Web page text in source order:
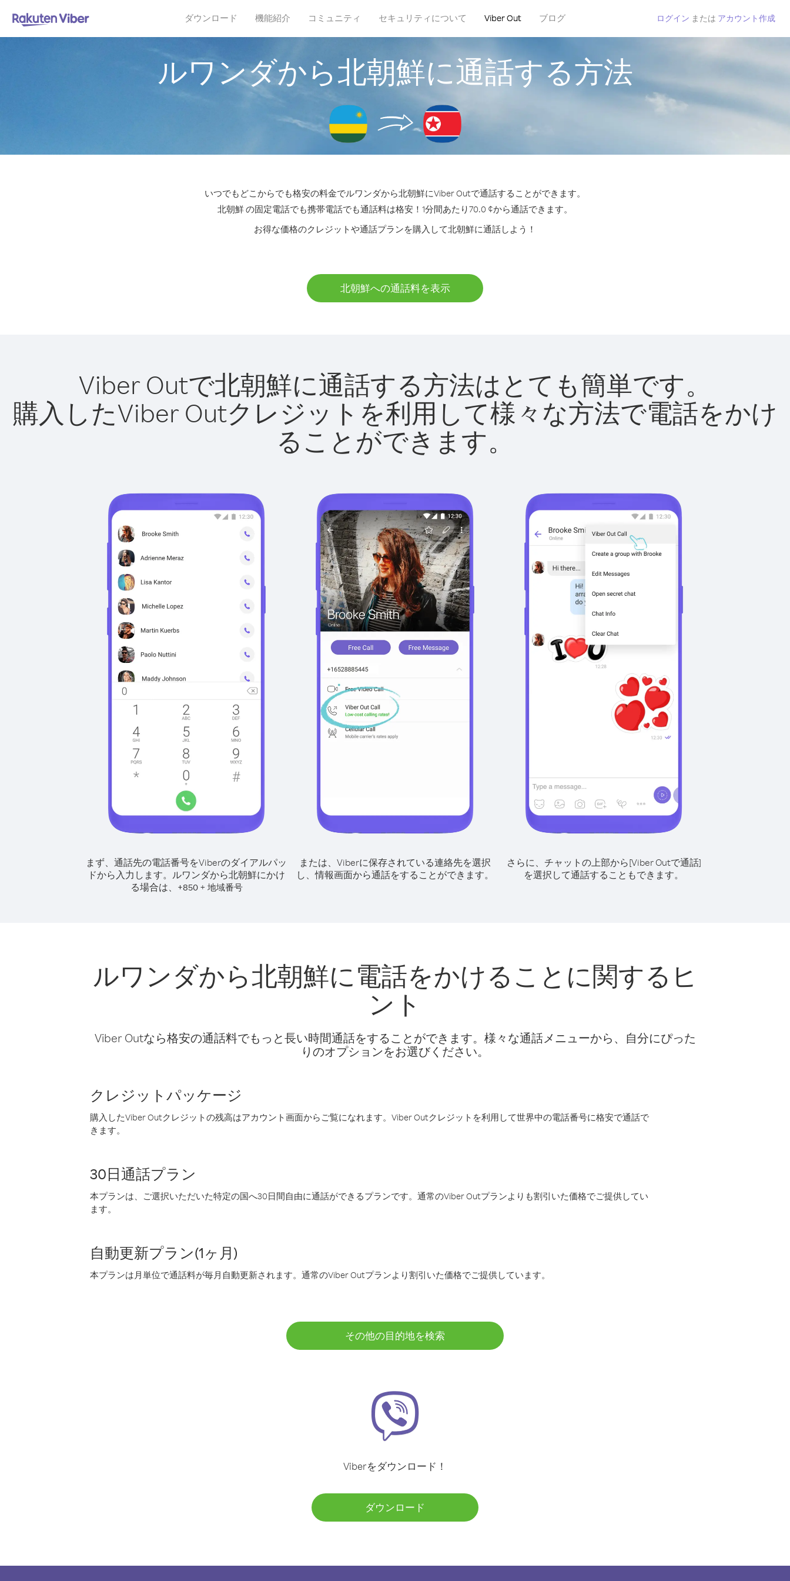
ダウンロード 機能紹介 コミュニティ セキュリティについて Viber Out ブログ ログイン または アカウント作成
ルワンダから北朝鮮に通話する方法
いつでもどこからでも格安の料金でルワンダから北朝鮮にViber Outで通話することができます。
北朝鮮 の固定電話でも携帯電話でも通話料は格安！1分間あたり70.0 ¢から通話できます。
お得な価格のクレジットや通話プランを購入して北朝鮮に通話しよう！
北朝鮮への通話料を表示
Viber Outで北朝鮮に通話する方法はとても簡単です。
購入したViber Outクレジットを利用して様々な方法で電話をかけ
ることができます。
まず、通話先の電話番号をViberのダイアルパッ
ドから入力します。 ルワンダから北朝鮮にかけ
る場合は、
+850+ 地域番号
または、Viberに保存されている連絡先を選択
し、情報画面から通話をすることができます。
さらに、チャットの上部から[Viber Outで通話]
を選択して通話することもできます。
ルワンダから北朝鮮に電話をかけることに関するヒ
ント
Viber Outなら格安の通話料でもっと長い時間通話をすることができます。様々な通話メニューから、自分にぴった
りのオプションをお選びください。
クレジットパッケージ
購入したViber Outクレジットの残高はアカウント画面からご覧になれます。Viber Outクレジットを利用して世界中の電話番号に格安で通話で
きます。
30日通話プラン
本プランは、ご選択いただいた特定の国へ30日間自由に通話ができるプランです。通常のViber Outプランよりも割引いた価格でご提供してい
ます。
自動更新プラン(1ヶ月)
本プランは月単位で通話料が毎月自動更新されます。通常のViber Outプランより割引いた価格でご提供しています。
その他の目的地を検索
Viberをダウンロード！
ダウンロード